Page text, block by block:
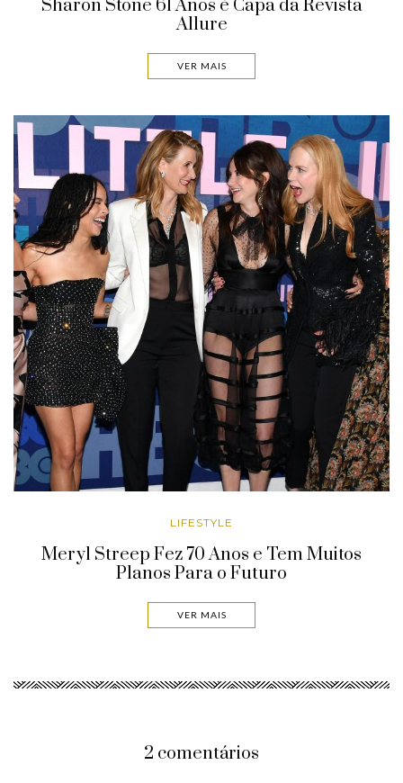
Sharon Stone 61 Anos é Capa da Revista
Allure
VER MAIS
LIFESTYLE
Meryl Streep Fez 70 Anos e Tem Muitos
Planos Para o Futuro
VER MAIS
2 comentários